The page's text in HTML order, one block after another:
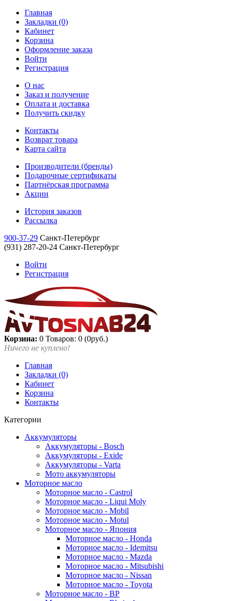
Главная
Закладки (0)
Кабинет
Корзина
Оформление заказа
Войти
Регистрация
О нас
Заказ и получение
Оплата и доставка
Получить скидку
Контакты
Возврат товара
Карта сайта
Производители (бренды)
Подарочные сертификаты
Партнёрская программа
Акции
История заказов
Рассылка
900-37-29 Санкт-Петербург
(931) 287-20-24 Санкт-Петербург
Войти
Регистрация
Корзина: 0 Товаров: 0 (0руб.)
Ничего не куплено!
Главная
Закладки (0)
Кабинет
Корзина
Контакты
Категории
Аккумуляторы
Аккумуляторы - Bosch
Аккумуляторы - Exide
Аккумуляторы - Varta
Мото аккумуляторы
Моторное масло
Моторное масло - Castrol
Моторное масло - Liqui Moly
Моторное масло - Mobil
Моторное масло - Motul
Моторное масло - Япония
Моторное масло - Honda
Моторное масло - Idemitsu
Моторное масло - Mazda
Моторное масло - Mitsubishi
Моторное масло - Nissan
Моторное масло - Toyota
Моторное масло - BP